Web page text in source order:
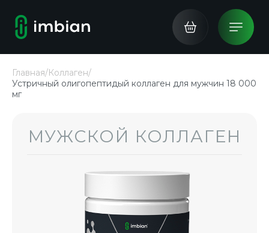
Главная/Коллаген/
Устричный олигопептидый коллаген для мужчин 18 000
мг
МУЖСКОЙ КОЛЛАГЕН